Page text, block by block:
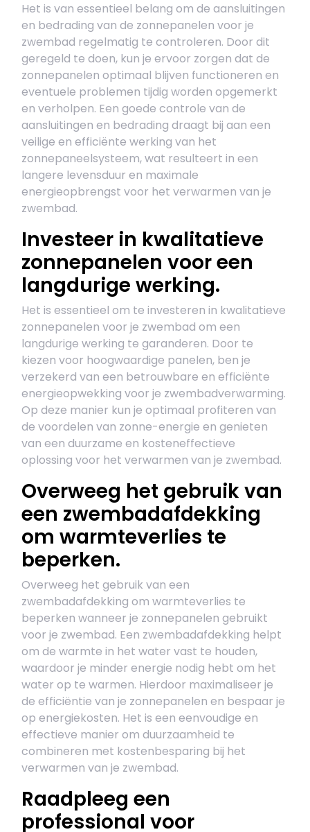
Het is van essentieel belang om de aansluitingen
en bedrading van de zonnepanelen voor je
zwembad regelmatig te controleren. Door dit
geregeld te doen, kun je ervoor zorgen dat de
zonnepanelen optimaal blijven functioneren en
eventuele problemen tijdig worden opgemerkt
en verholpen. Een goede controle van de
aansluitingen en bedrading draagt bij aan een
veilige en efficiënte werking van het
zonnepaneelsysteem, wat resulteert in een
langere levensduur en maximale
energieopbrengst voor het verwarmen van je
zwembad.
Investeer in kwalitatieve
zonnepanelen voor een
langdurige werking.
Het is essentieel om te investeren in kwalitatieve
zonnepanelen voor je zwembad om een
langdurige werking te garanderen. Door te
kiezen voor hoogwaardige panelen, ben je
verzekerd van een betrouwbare en efficiënte
energieopwekking voor je zwembadverwarming.
Op deze manier kun je optimaal profiteren van
de voordelen van zonne-energie en genieten
van een duurzame en kosteneffectieve
oplossing voor het verwarmen van je zwembad.
Overweeg het gebruik van
een zwembadafdekking
om warmteverlies te
beperken.
Overweeg het gebruik van een
zwembadafdekking om warmteverlies te
beperken wanneer je zonnepanelen gebruikt
voor je zwembad. Een zwembadafdekking helpt
om de warmte in het water vast te houden,
waardoor je minder energie nodig hebt om het
water op te warmen. Hierdoor maximaliseer je
de efficiëntie van je zonnepanelen en bespaar je
op energiekosten. Het is een eenvoudige en
effectieve manier om duurzaamheid te
combineren met kostenbesparing bij het
verwarmen van je zwembad.
Raadpleeg een
professional voor